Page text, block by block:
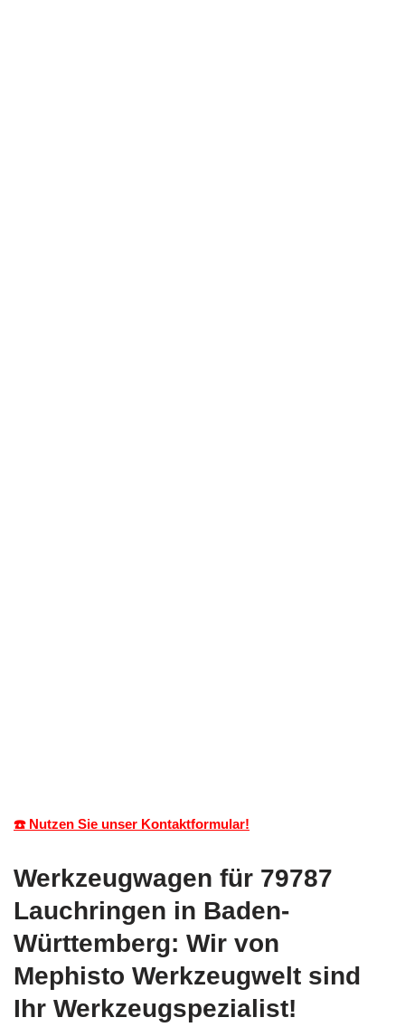
☎️ Nutzen Sie unser Kontaktformular!
Werkzeugwagen für 79787
Lauchringen in Baden-
Württemberg: Wir von
Mephisto Werkzeugwelt sind
Ihr Werkzeugspezialist!